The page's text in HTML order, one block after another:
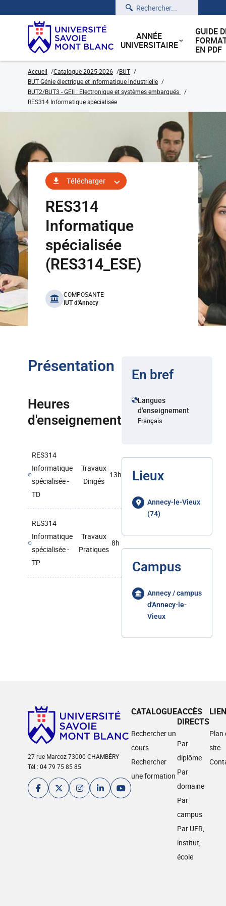
Rechercher
ANNÉE
UNIVERSITAIRE
GUIDE
EN PDF
Accueil Catalogue 2025-2026
BUT
BUT Génie électrique et informatique industrielle
BUT2/BUT3 - GEII : Electronique et systèmes embarqués
RES314 Informatique spécialisée
Télécharger
RES314
Informatique
spécialisée
(RES314_ESE)
benefits
COMPOSANTE
IUT d'Annecy
Présentation
Heures
d'enseignement
RES314
Informatique
spécialisée -
TD
Travaux
Dirigés
13h
RES314
Informatique
spécialisée -
TP
Travaux
Pratiques
8h
En bref
Langues
d'enseignement
Français
Lieux
Annecy-le-Vieux
(74)
Campus
Annecy / campus
d'Annecy-le-
Vieux
27 rue Marcoz 73000 CHAMBÉRY
Tél : 04 79 75 85 85
CATALOGUE
Rechercher un
cours
Rechercher
une formation
ACCÈS
DIRECTS
Par
diplôme
Par
domaine
Par
campus
Par UFR,
institut,
école
Plan
site